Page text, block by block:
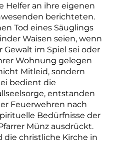
Helfer an ihre eigenen
berichteten.
Tod eines Säuglings
Waisen seien, wenn
Gewalt im Spiel sei oder
Wohnung gelegen
Mitleid, sondern
bedient die
entstanden
Feuerwehren nach
Bedürfnisse der
Münz ausdrückt.
die christliche Kirche in